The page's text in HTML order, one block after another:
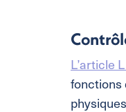
L’article
fonctions